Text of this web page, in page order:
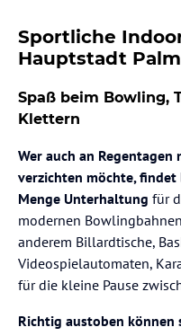
Sportliche
Hauptstadt
Spaß beim Bowling,
Klettern
Wer auch an
verzichten möchte,
Menge Unterhaltung für
modernen
anderem Billardtische,
Videospielautomaten,
für die kleine Pause
Richtig austoben können